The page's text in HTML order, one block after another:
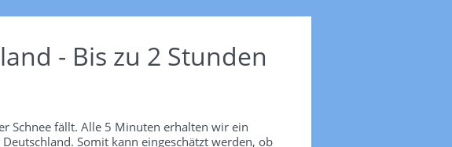
- Bis zu 2 Stunden
Schnee fällt. Alle 5 Minuten erhalten wir ein
Somit kann eingeschätzt werden, ob